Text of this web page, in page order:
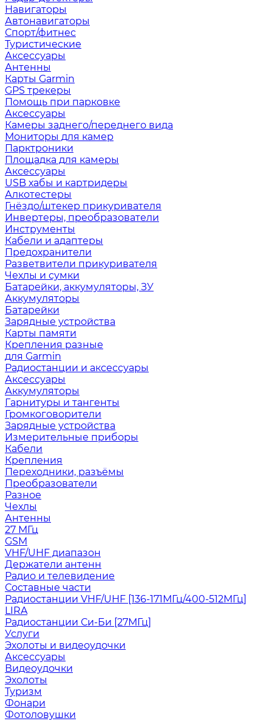
Навигаторы
Автонавигаторы
Спорт/фитнес
Туристические
Аксессуары
Антенны
Карты Garmin
GPS трекеры
Помощь при парковке
Аксессуары
Камеры заднего/переднего вида
Мониторы для камер
Парктроники
Площадка для камеры
Аксессуары
USB хабы и картридеры
Алкотестеры
Гнёздо/штекер прикуривателя
Инвертеры, преобразователи
Инструменты
Кабели и адаптеры
Предохранители
Разветвители прикуривателя
Чехлы и сумки
Батарейки, аккумуляторы, ЗУ
Аккумуляторы
Батарейки
Зарядные устройства
Карты памяти
Крепления разные
для Garmin
Радиостанции и аксессуары
Аксессуары
Аккумуляторы
Гарнитуры и тангенты
Громкоговорители
Зарядные устройства
Измерительные приборы
Кабели
Крепления
Переходники, разъёмы
Преобразователи
Разное
Чехлы
Антенны
27 МГц
GSM
VHF/UHF диапазон
Держатели антенн
Радио и телевидение
Составные части
Радиостанции VHF/UHF [136-171МГц/400-512МГц]
LIRA
Радиостанции Си-Би [27МГц]
Услуги
Эхолоты и видеоудочки
Аксессуары
Видеоудочки
Эхолоты
Туризм
Фонари
Фотоловушки